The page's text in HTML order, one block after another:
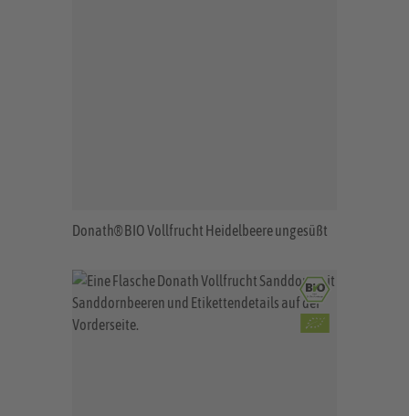
Donath® BIO Vollfrucht Heidelbeere ungesüßt